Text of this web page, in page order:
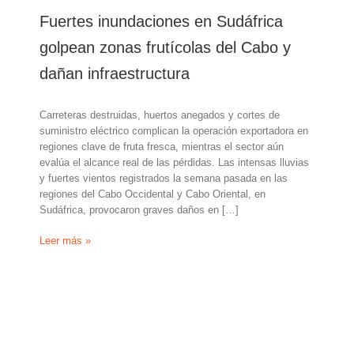
Fuertes inundaciones en Sudáfrica
golpean zonas frutícolas del Cabo y
dañan infraestructura
Carreteras destruidas, huertos anegados y cortes de
suministro eléctrico complican la operación exportadora en
regiones clave de fruta fresca, mientras el sector aún
evalúa el alcance real de las pérdidas. Las intensas lluvias
y fuertes vientos registrados la semana pasada en las
regiones del Cabo Occidental y Cabo Oriental, en
Sudáfrica, provocaron graves daños en […]
Fuertes
Leer más »